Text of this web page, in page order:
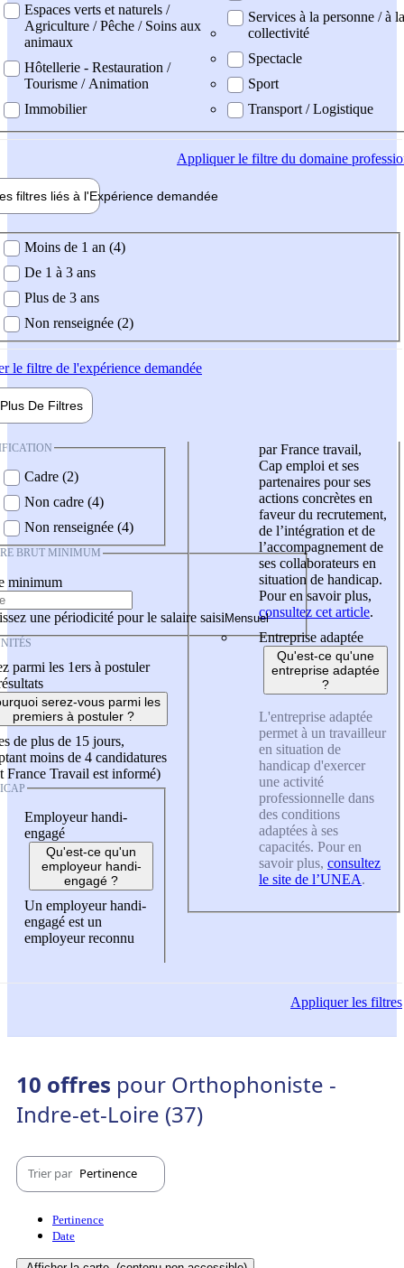
Espaces verts et naturels /
Agriculture / Pêche / Soins aux
animaux
Hôtellerie - Restauration /
Tourisme / Animation
Immobilier
Services à la personne / à la
collectivité
Spectacle
Sport
Transport / Logistique
Appliquerle filtre du domaine
filtres liés à l'Expérience demandée
demandée
Moins de 1 an (4)
De 1 à 3 ans
Plus de 3 ans
Non renseignée (2)
le filtre de l'expérience demandée
Plus De Filtres
Cadre (2)
Non cadre (4)
Non renseignée (4)
BRUT MINIMUM
minimum
une périodicité pour le salaire saisi
parmi les 1ers à postuler
serez-vous parmi les
premiers à postuler ?
de plus de 15 jours,
moins de 4 candidatures
France Travail est informé)
Employeur handi-
engagé
Qu'est-ce qu'un
employeur handi-
engagé ?
Un employeur handi-
engagé est un
employeur reconnu
par France travail,
Cap emploi et ses
partenaires pour ses
actions concrètes en
faveur du recrutement,
de l’intégration et de
l’accompagnement de
ses collaborateurs en
situation de handicap.
Pour en savoir plus,
consultez cet article.
Entreprise adaptée
Qu'est-ce qu'une
entreprise adaptée
?
L'entreprise adaptée
permet à un travailleur
en situation de
handicap d'exercer
une activité
professionnelle dans
des conditions
adaptées à ses
capacités. Pour en
savoir plus, consultez
le site de l’UNEA.
Appliquerles filtres
10 offres pour Orthophoniste -
Indre-et-Loire (37)
Trier par Pertinence
Pertinence
Date